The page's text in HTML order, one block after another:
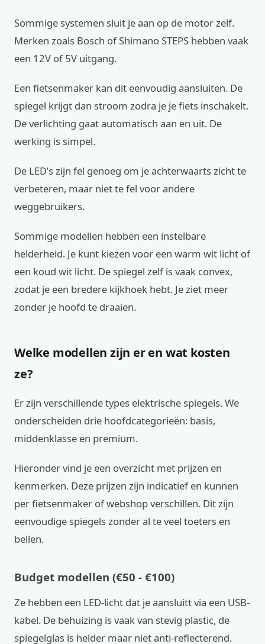
Sommige systemen sluit je aan op de motor zelf.
Merken zoals Bosch of Shimano STEPS hebben vaak
een 12V of 5V uitgang.
Een fietsenmaker kan dit eenvoudig aansluiten. De
spiegel krijgt dan stroom zodra je je fiets inschakelt.
De verlichting gaat automatisch aan en uit. De
werking is simpel.
De LED’s zijn fel genoeg om je achterwaarts zicht te
verbeteren, maar niet te fel voor andere
weggebruikers.
Sommige modellen hebben een instelbare
helderheid. Je kunt kiezen voor een warm wit licht of
een koud wit licht. De spiegel zelf is vaak convex,
zodat je een bredere kijkhoek hebt. Je ziet meer
zonder je hoofd te draaien.
Welke modellen zijn er en wat kosten
ze?
Er zijn verschillende types elektrische spiegels. We
onderscheiden drie hoofdcategorieën: basis,
middenklasse en premium.
Hieronder vind je een overzicht met prijzen en
kenmerken. Deze prijzen zijn indicatief en kunnen
per fietsenmaker of webshop verschillen. Dit zijn
eenvoudige spiegels zonder al te veel toeters en
bellen.
Budget modellen (€50 - €100)
Ze hebben een LED-licht dat je aansluitt via een USB-
kabel. De behuizing is vaak van stevig plastic, de
spiegelglas is helder maar niet anti-reflecterend.